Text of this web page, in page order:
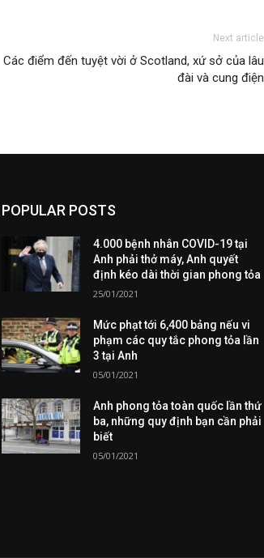
Next article
Các điểm đến tuyệt vời ở Scotland, xứ sở của lâu
đài và cung điện
POPULAR POSTS
4.000 bệnh nhân COVID-19 tại
Anh phải thở máy, Anh quyết
định kéo dài thời gian phong tỏa
25/01/2021
Mức phạt tới 6,400 bảng nếu vi
phạm các quy tắc phong tỏa lần
3 tại Anh
05/01/2021
Anh phong tỏa toàn quốc lần thứ
ba, những quy định bạn cần phải
biết
05/01/2021